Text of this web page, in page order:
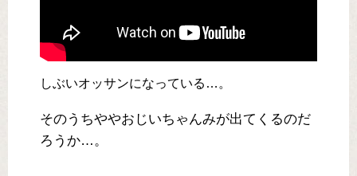
しぶいオッサンになっている…。
そのうちややおじいちゃんみが出てくるのだ
ろうか…。